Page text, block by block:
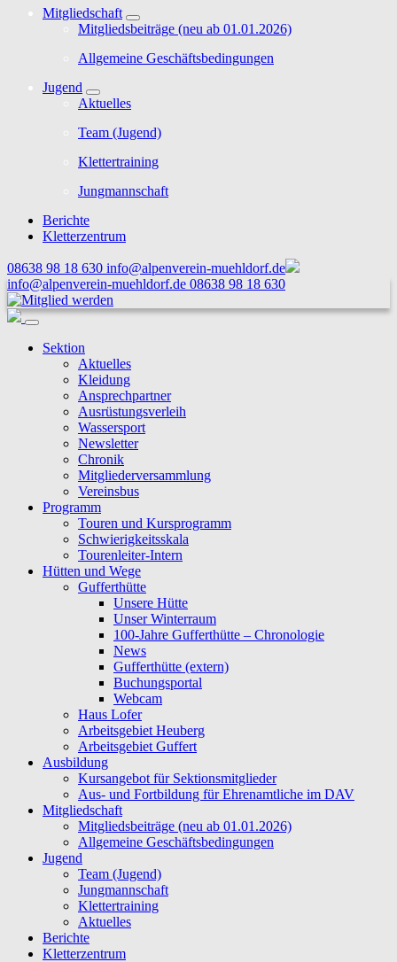
Mitgliedschaft
Mitgliedsbeiträge (neu ab 01.01.2026)
Allgemeine Geschäftsbedingungen
Jugend
Aktuelles
Team (Jugend)
Klettertraining
Jungmannschaft
Berichte
Kletterzentrum
08638 98 18 630 info@alpenverein-muehldorf.de
info@alpenverein-muehldorf.de 08638 98 18 630
Sektion
Aktuelles
Kleidung
Ansprechpartner
Ausrüstungsverleih
Wassersport
Newsletter
Chronik
Mitgliederversammlung
Vereinsbus
Programm
Touren und Kursprogramm
Schwierigkeitsskala
Tourenleiter-Intern
Hütten und Wege
Gufferthütte
Unsere Hütte
Unser Winterraum
100-Jahre Gufferthütte – Chronologie
News
Gufferthütte (extern)
Buchungsportal
Webcam
Haus Lofer
Arbeitsgebiet Heuberg
Arbeitsgebiet Guffert
Ausbildung
Kursangebot für Sektionsmitglieder
Aus- und Fortbildung für Ehrenamtliche im DAV
Mitgliedschaft
Mitgliedsbeiträge (neu ab 01.01.2026)
Allgemeine Geschäftsbedingungen
Jugend
Team (Jugend)
Jungmannschaft
Klettertraining
Aktuelles
Berichte
Kletterzentrum